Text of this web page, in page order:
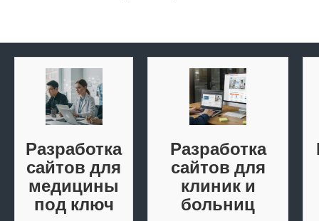
Разработка
сайтов для
медицины
под ключ
Разработка
сайтов для
клиник и
больниц